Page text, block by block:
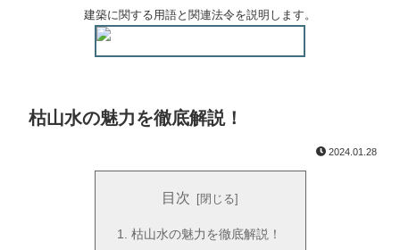
建築に関する用語と関連法令を説明します。
枯山水の魅力を徹底解説！
2024.01.28
目次
枯山水の魅力を徹底解説！